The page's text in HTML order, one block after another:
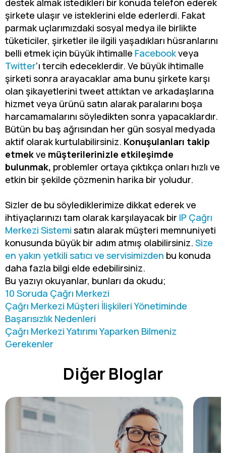
destek almak istedikleri bir konuda telefon ederek
şirkete ulaşır ve isteklerini elde ederlerdi. Fakat
parmak uçlarımızdaki sosyal medya ile birlikte
tüketiciler, şirketler ile ilgili yaşadıkları hüsranlarını
belli etmek için büyük ihtimalle Facebookveya
Twitter’ı tercih edeceklerdir. Ve büyük ihtimalle
şirketi sonra arayacaklar ama bunu şirkete karşı
olan şikayetlerini tweet attıktan ve arkadaşlarına
hizmet veya ürünü satın alarak paralarını boşa
harcamamalarını söyledikten sonra yapacaklardır.
Bütün bu baş ağrısından her gün sosyal medyada
aktif olarak kurtulabilirsiniz. Konuşulanları takip
etmekve müşterilerinizle etkileşimde
bulunmak, problemler ortaya çıktıkça onları hızlı ve
etkin bir şekilde çözmenin harika bir yoludur.
Sizler de bu söylediklerimize dikkat ederek ve
ihtiyaçlarınızı tam olarak karşılayacak bir IP Çağrı
Merkezi Sistemi satın alarak müşteri memnuniyeti
konusunda büyük bir adım atmış olabilirsiniz. Size
en yakın yetkili satıcı ve servisimizden bu konuda
daha fazla bilgi elde edebilirsiniz.
Bu yazıyı okuyanlar, bunları da okudu;
10 Soruda Çağrı Merkezi
Çağrı Merkezi Müşteri İlişkileri Yönetiminde
Başarısızlık Nedenleri
Çağrı Merkezi Yatırımı Yaparken Bilmeniz
Gerekenler
Diğer Bloglar